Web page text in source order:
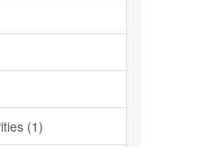
(1)